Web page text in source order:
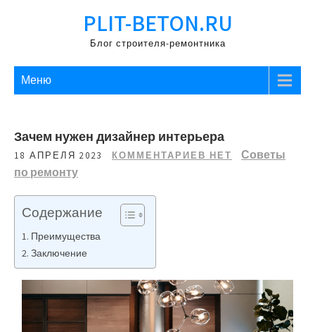
PLIT-BETON.RU
Блог строителя-ремонтника
Меню
Зачем нужен дизайнер интерьера
18 АПРЕЛЯ 2023 КОММЕНТАРИЕВ НЕТ
Советы
по ремонту
Содержание
Преимущества
Заключение